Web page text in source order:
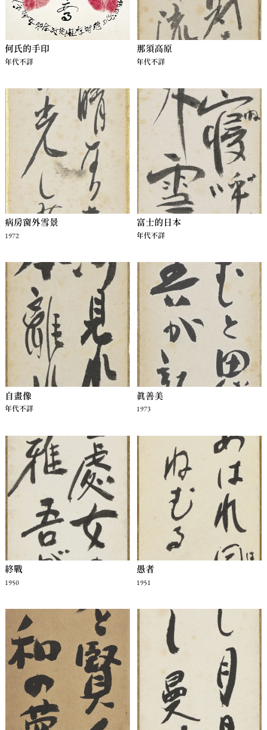
何氏的手印
年代不詳
那須高原
年代不詳
病房窗外雪景
1972
富士的日本
年代不詳
自畫像
年代不詳
真善美
1973
終戰
1950
愚者
1951